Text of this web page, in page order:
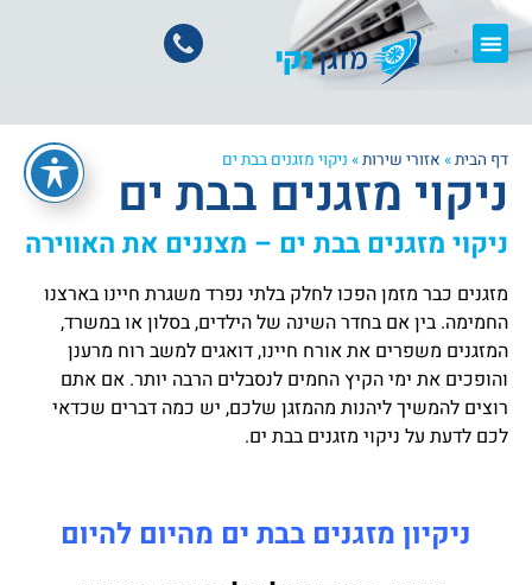
דף הבית» אזורי שירות» ניקוי מזגנים בבת ים
ניקוי מזגנים בבת ים
ניקוי מזגנים בבת ים – מצננים את האווירה
מזגנים כבר מזמן הפכו לחלק בלתי נפרד משגרת חיינו בארצנו
החמימה. בין אם בחדר השינה של הילדים, בסלון או במשרד,
המזגנים משפרים את אורח חיינו, דואגים למשב רוח מרענן
והופכים את ימי הקיץ החמים לנסבלים הרבה יותר. אם אתם
רוצים להמשיך ליהנות מהמזגן שלכם, יש כמה דברים שכדאי
לכם לדעת על ניקוי מזגנים בבת ים.
ניקיון מזגנים בבת ים מהיום להיום